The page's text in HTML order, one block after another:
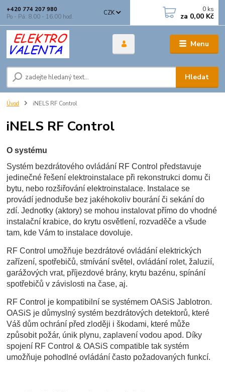
Menu
CZK
Hledat
+420 774 207 980
Po - Pá: 8.00 - 16.00 hod.
0 ks
za 0,00 Kč
Úvod iNELS RF Control
iNELS RF Control
O systému
Systém bezdrátového ovládání RF Control představuje
jedinečné řešení elektroinstalace při rekonstrukci domu či
bytu, nebo rozšiřování elektroinstalace. Instalace se
provádí jednoduše bez jakéhokoliv bourání či sekání do
zdí. Jednotky (aktory) se mohou instalovat přímo do vhodné
instalační krabice, do krytu osvětlení, rozvaděče a všude
tam, kde Vám to instalace dovoluje.
RF Control umožňuje bezdrátové ovládání elektrických
zařízení, spotřebičů, stmívání světel, ovládání rolet, žaluzií,
garážových vrat, příjezdové brány, krytu bazénu, spínání
spotřebičů v závislosti na čase, aj.
RF Control je kompatibilní se systémem OASiS Jablotron.
OASiS je důmyslný systém bezdrátových detektorů, které
Váš dům ochrání před zloději i škodami, které může
způsobit požár, únik plynu, zaplavení vodou apod. Díky
spojení RF Control & OASiS compatible tak systém
umožňuje pohodlné ovládání často požadovaných funkcí.